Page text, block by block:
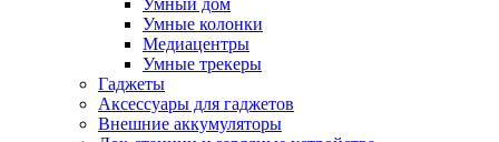
Умный дом
Умные колонки
Медиацентры
Умные трекеры
Гаджеты
Аксессуары для гаджетов
Внешние аккумуляторы